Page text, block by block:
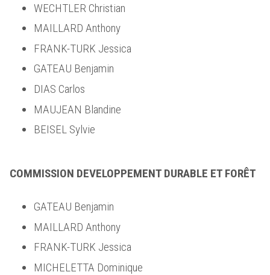
WECHTLER Christian
MAILLARD Anthony
FRANK-TURK Jessica
GATEAU Benjamin
DIAS Carlos
MAUJEAN Blandine
BEISEL Sylvie
COMMISSION DEVELOPPEMENT DURABLE ET FORÊT
GATEAU Benjamin
MAILLARD Anthony
FRANK-TURK Jessica
MICHELETTA Dominique